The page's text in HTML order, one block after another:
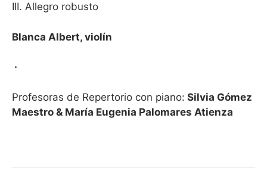
III. Allegro robusto
Blanca Albert, violín
·
Profesoras de Repertorio con piano: Silvia Gómez
Maestro & María Eugenia Palomares Atienza